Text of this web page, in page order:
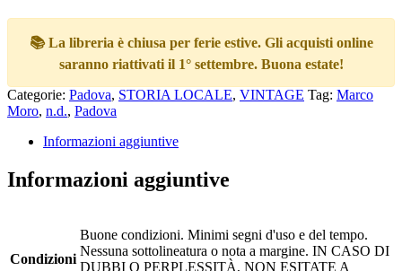
📚 La libreria è chiusa per ferie estive. Gli acquisti online
saranno riattivati il 1° settembre. Buona estate!
Categorie: Padova, STORIA LOCALE, VINTAGE Tag: Marco
Moro, n.d., Padova
Informazioni aggiuntive
Informazioni aggiuntive
Condizioni
Buone condizioni. Minimi segni d'uso e del tempo.
Nessuna sottolineatura o nota a margine. IN CASO DI
DUBBI O PERPLESSITÀ, NON ESITATE A